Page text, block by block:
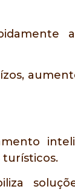
turísticos.